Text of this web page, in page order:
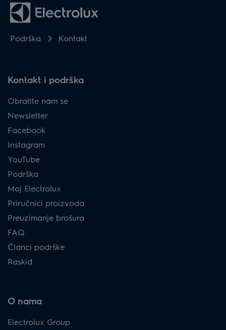
Podrška Kontakt
Kontakt i podrška
Obratite nam se
Newsletter
Facebook
Instagram
YouTube
Podrška
Moj Electrolux
Priručnici proizvoda
Preuzimanje brošura
FAQ
Članci podrške
Raskid
O nama
Electrolux Group